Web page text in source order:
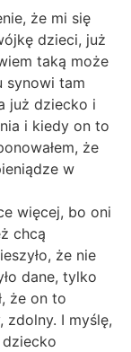
że mi się
dzieci, już
taką może
synowi tam
już dziecko i
i kiedy on to
że
w
więcej, bo oni
chcą
że nie
dane, tylko
że on to
zdolny. I myślę,